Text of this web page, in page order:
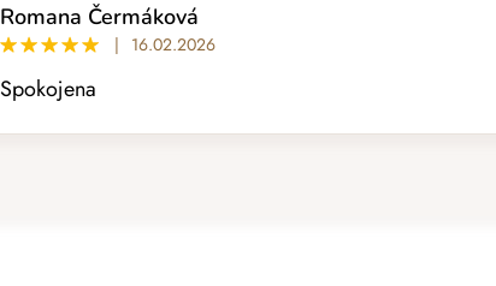
Romana Čermáková
| 16.02.2026
Spokojena